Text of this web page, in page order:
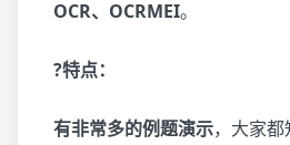
OCR、OCRMEI。
?特点：
有非常多的例题演示，大家